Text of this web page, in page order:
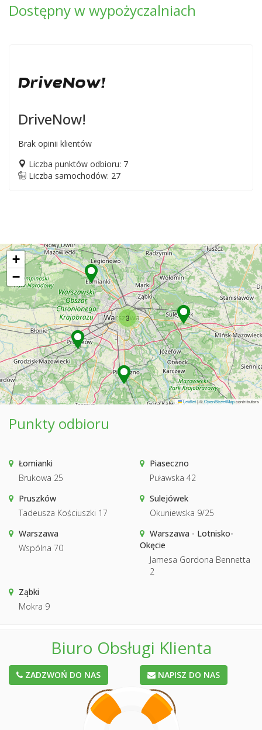
Dostępny w wypożyczalniach
DriveNow!
Brak opinii klientów
Liczba punktów odbioru: 7
Liczba samochodów: 27
3
+
−
Leaflet|©OpenStreetMapcontributors
Punkty odbioru
Łomianki
Brukowa 25
Piaseczno
Puławska 42
Pruszków
Tadeusza Kościuszki 17
Sulejówek
Okuniewska 9/25
Warszawa
Wspólna 70
Warszawa - Lotnisko-
Okęcie
Jamesa Gordona Bennetta
2
Ząbki
Mokra 9
Biuro Obsługi Klienta
ZADZWOŃ DO NAS NAPISZ DO NAS